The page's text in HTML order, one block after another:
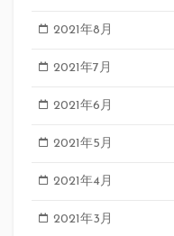
2021年8月
2021年7月
2021年6月
2021年5月
2021年4月
2021年3月